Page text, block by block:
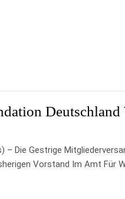
– Die Gestrige
Vorstand Im Amt Für